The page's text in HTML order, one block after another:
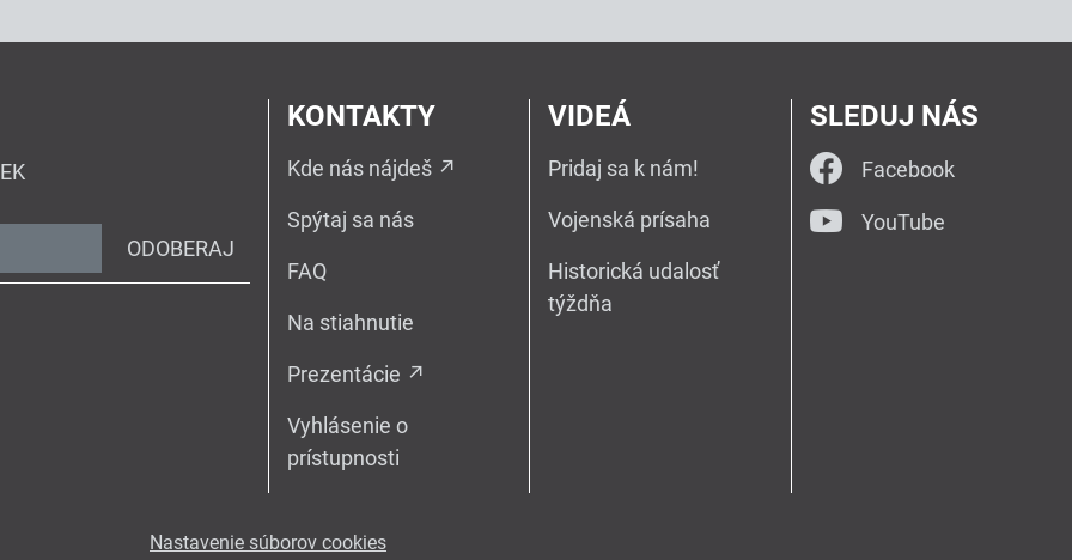
ODOBERAJ
KONTAKTY
Kde nás nájdeš
Spýtaj sa nás
FAQ
Na stiahnutie
Prezentácie
Vyhlásenie o
prístupnosti
VIDEÁ
Pridaj sa k nám!
Vojenská prísaha
Historická udalosť
týždňa
SLEDUJ NÁS
Facebook
YouTube
Nastavenie súborov cookies